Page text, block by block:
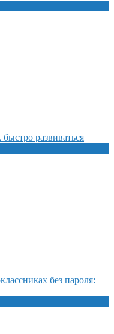
развиваться
без пароля: